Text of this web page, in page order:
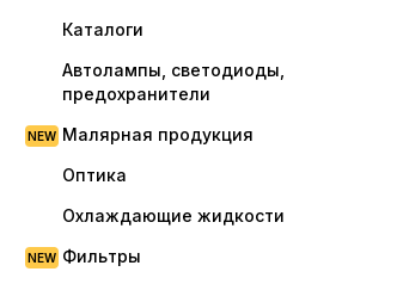
Каталоги
Автолампы, светодиоды,
предохранители
Малярная продукция
Оптика
Охлаждающие жидкости
Фильтры